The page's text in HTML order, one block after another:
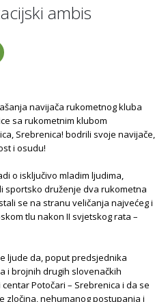
ambis
navijača rukometnog kluba
sa rukometnim klubom
Srebrenica! bodrili svoje navijače,
i osudu!
o isključivo mladim ljudima,
sportsko druženje dva rukometna
se na stranu veličanja najvećeg i
tlu nakon II svjetskog rata –
ljude da, poput predsjednika
i brojnih drugih slovenačkih
Potočari – Srebrenica i da se
zločina, nehumanog postupanja i